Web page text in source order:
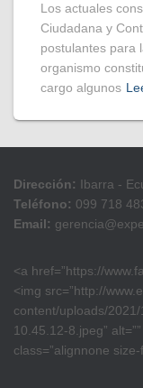
Los actuales
Ciudadana y
postulantes para
organismo
cargo algunos
Dirección: Ibarra -
Teléfono: 099 718
Email:
<a href=”https://
<img src=”http://
content/uploads/
10.45.12-8.jpeg”
class=”alignnone